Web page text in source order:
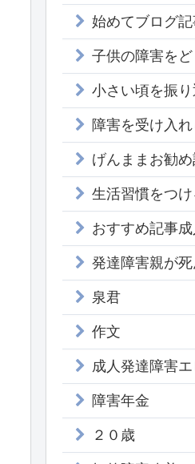
始めてブログ
子供の障害を
小さい頃を振り
障害を受け入
げんままお勧
生活習慣をつけ
おすすめ記事
発達障害親が死
泉君
作文
成人発達障害
障害年金
２０歳